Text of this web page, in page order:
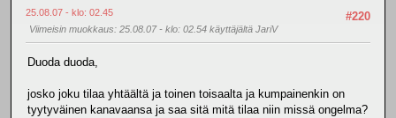
#220
25.08.07 - klo: 02.45
Viimeisin muokkaus: 25.08.07 - klo: 02.54 käyttäjältä JariV
Duoda duoda,
josko joku tilaa yhtäältä ja toinen toisaalta ja kumpainenkin on
tyytyväinen kanavaansa ja saa sitä mitä tilaa niin missä ongelma?